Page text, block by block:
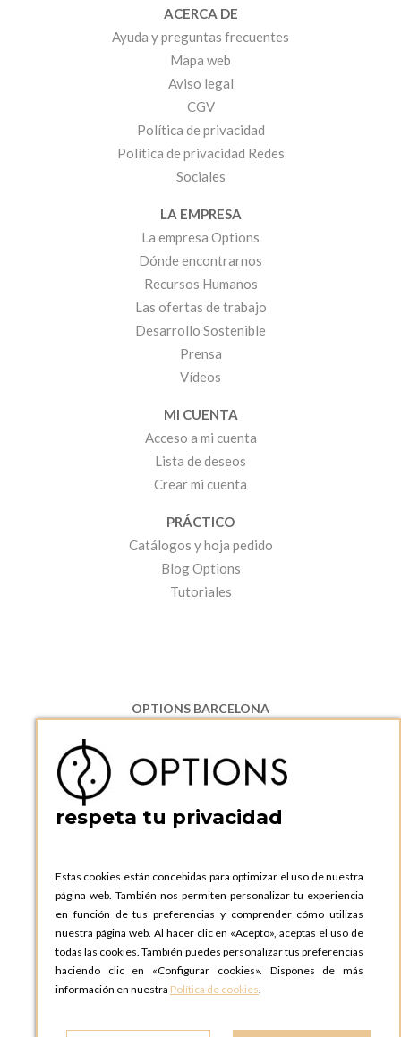
ACERCA DE
Ayuda y preguntas frecuentes
Mapa web
Aviso legal
CGV
Política de privacidad
Política de privacidad Redes
Sociales
LA EMPRESA
La empresa Options
Dónde encontrarnos
Recursos Humanos
Las ofertas de trabajo
Desarrollo Sostenible
Prensa
Vídeos
MI CUENTA
Acceso a mi cuenta
Lista de deseos
Crear mi cuenta
PRÁCTICO
Catálogos y hoja pedido
Blog Options
Tutoriales
OPTIONS BARCELONA
08130 Santa Perpetua de Moguda, Barcelona
ESPAñA
Teléfono:
+34 935 724 041
OPTIONS BARCELONA SHOWROOM
ESPAñA
Teléfono:+34 935 724 041
OPTIONS MADRID
C. Lucio Emilio Cándido, 6,
28803 Alcalá de Henares, Madrid
ESPAñA
respeta tu privacidad
Estas cookies están concebidas para optimizar el uso de nuestra
página web. También nos permiten personalizar tu experiencia
en función de tus preferencias y comprender cómo utilizas
nuestra página web. Al hacer clic en «Acepto», aceptas el uso de
todas las cookies. También puedes personalizar tus preferencias
haciendo clic en «Configurar cookies». Dispones de más
información en nuestra Política de cookies.